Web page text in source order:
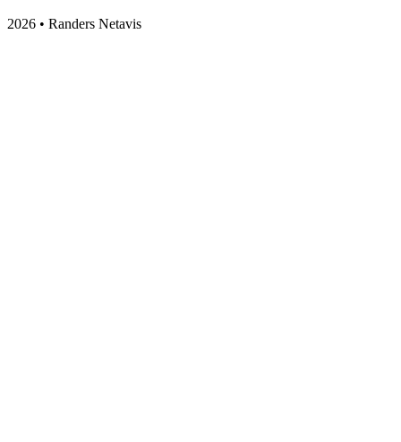
2026 • Randers Netavis